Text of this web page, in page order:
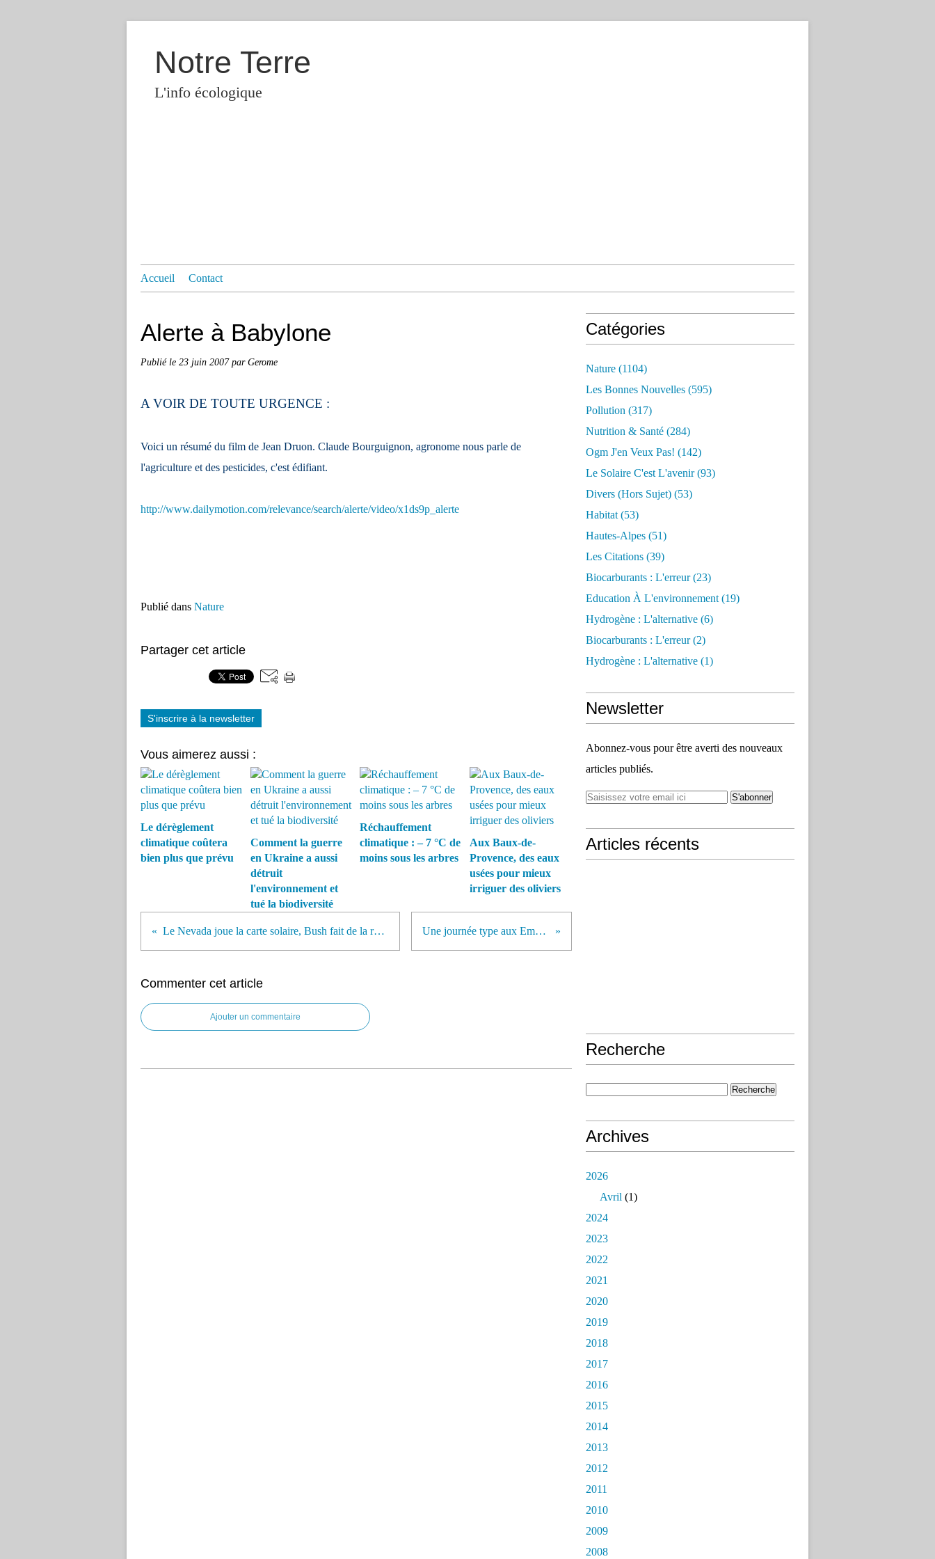
Notre Terre
L'info écologique
Accueil Contact
Alerte à Babylone
Publié le 23 juin 2007par Gerome
A VOIR DE TOUTE URGENCE :
Voici un résumé du film de Jean Druon. Claude Bourguignon, agronome nous parle de
l'agriculture et des pesticides, c'est édifiant.
http://www.dailymotion.com/relevance/search/alerte/video/x1ds9p_alerte
Publié dans Nature
Partager cet article
S'inscrire à la newsletter
Vous aimerez aussi :
Le dérèglement
climatique coûtera
bien plus que prévu
Comment la guerre
en Ukraine a aussi
détruit
l'environnement et
tué la biodiversité
Réchauffement
climatique : – 7 °C de
moins sous les arbres
Aux Baux-de-
Provence, des eaux
usées pour mieux
irriguer des oliviers
Le Nevada joue la carte solaire, Bush fait de la résistance Une journée type aux Eméyères
Commenter cet article
Ajouter un commentaire
Catégories
Nature (1104)
Les Bonnes Nouvelles (595)
Pollution (317)
Nutrition & Santé (284)
Ogm J'en Veux Pas! (142)
Le Solaire C'est L'avenir(93)
Divers (hors Sujet) (53)
Habitat (53)
Hautes-Alpes (51)
Les Citations (39)
Biocarburants : L'erreur(23)
Education À L'environnement (19)
Hydrogène : L'alternative (6)
Biocarburants : L'erreur(2)
Hydrogène : L'alternative (1)
Newsletter
Abonnez-vous pour être averti des nouveaux
articles publiés.
Articles récents
Recherche
Archives
2026
Avril (1)
2024
2023
2022
2021
2020
2019
2018
2017
2016
2015
2014
2013
2012
2011
2010
2009
2008